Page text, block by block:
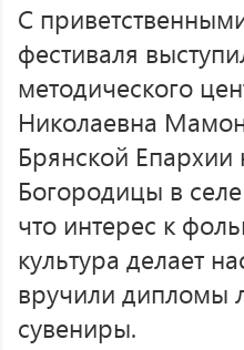
С
фестиваля
методического
Николаевна
Брянской Епархии
Богородицы в
что интерес к
культура делает
вручили дипломы
сувениры.